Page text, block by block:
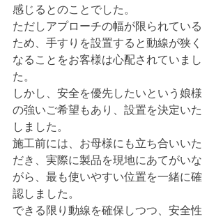
感じるとのことでした。
ただしアプローチの幅が限られている
ため、手すりを設置すると動線が狭く
なることをお客様は心配されていまし
た。
しかし、安全を優先したいという娘様
の強いご希望もあり、設置を決定いた
しました。
施工前には、お母様にも立ち合いいた
だき、実際に製品を現地にあてがいな
がら、最も使いやすい位置を一緒に確
認しました。
できる限り動線を確保しつつ、安全性